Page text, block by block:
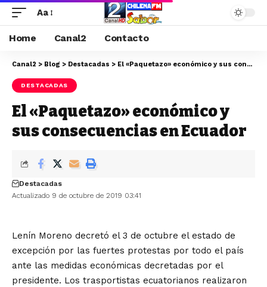
Aa
Home Canal2 Contacto
Canal2 > Blog > Destacadas > El «Paquetazo» económico y sus consecuencias en Ecuador
DESTACADAS
El «Paquetazo» económico y
sus consecuencias en Ecuador
Actualizado 9 de octubre de 2019 03:41
Destacadas
Lenín Moreno decretó el 3 de octubre el estado de
excepción por las fuertes protestas por todo el país
ante las medidas económicas decretadas por el
presidente. Los trasportistas ecuatorianos realizaron